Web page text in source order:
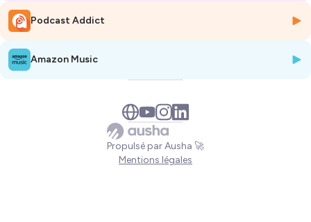
avantages concurrentiels.
enjeux de l'implantation en hubs de transport, et révèle comment
Paname a su créer une identité territoriale forte qui transcende le
💥 COMMANDEZ VOS RAPPORTS TENDANCES 2025 💥
https://blackthornsdesign.com/offres-et-services/
Podcast Addict
Amazon Music
Propulsé par Ausha 🚀
Mentions légales